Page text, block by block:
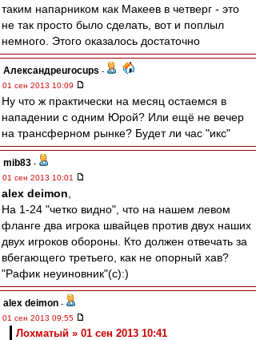
таким напарником как Макеев в четверг - это
не так просто было сделать, вот и поплыл
немного. Этого оказалось достаточно
Александрeurocups -
01 сен 2013 10:09
Ну что ж практически на месяц остаемся в
нападении с одним Юрой? Или ещё не вечер
на трансферном рынке? Будет ли час "икс"
mib83 -
01 сен 2013 10:01
alex deimon
На 1-24 "четко видно", что на нашем левом
фланге два игрока швайцев против двух наших
двух игроков обороны. Кто должен отвечать за
вбегающего третьего, как не опорный хав?
"Рафик неуиновник"(с):)
alex deimon -
01 сен 2013 09:55
Лохматый » 01 сен 2013 10:41